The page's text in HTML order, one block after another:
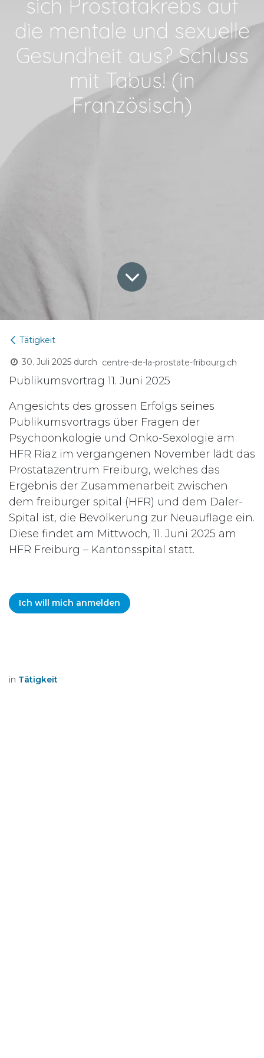
sich Prostatakrebs auf
die mentale und sexuelle
Gesundheit aus? Schluss
mit Tabus! (in
Französisch)
Tätigkeit
30. Juli 2025 durch centre-de-la-prostate-fribourg.ch
Publikumsvortrag 11. Juni 2025
Angesichts des grossen Erfolgs seines
Publikumsvortrags über Fragen der
Psychoonkologie und Onko-Sexologie am
HFR Riaz im vergangenen November lädt das
Prostatazentrum Freiburg, welches das
Ergebnis der Zusammenarbeit zwischen
dem freiburger spital (HFR) und dem Daler-
Spital ist, die Bevölkerung zur Neuauflage ein.
Diese findet am Mittwoch, 11. Juni 2025 am
HFR Freiburg – Kantonsspital statt.​
Ich will mich anmelden
in Tätigkeit